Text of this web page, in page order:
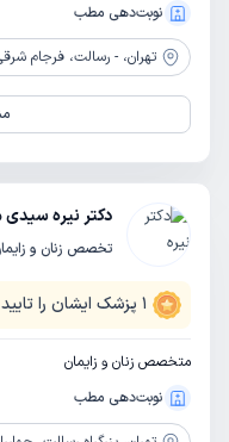
نوبت‌دهی مطب
تهران، - رسالت، فرجام شرقی، بعد
دکتر نیره
تخصص زنان و
1 پزشک ایشان را تایید
متخصص زنان و زایمان
نوبت‌دهی مطب